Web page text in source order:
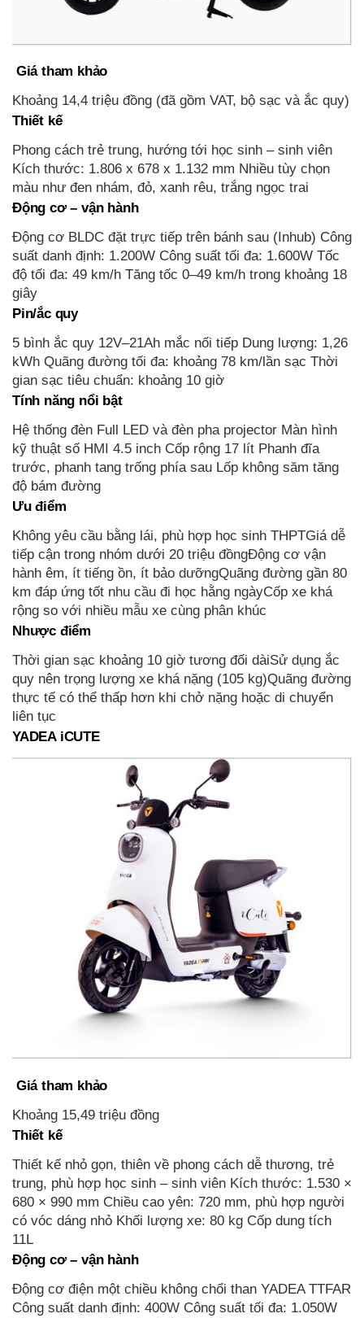
Giá tham khảo
Khoảng 14,4 triệu đồng (đã gồm VAT, bộ sạc và ắc quy)
Thiết kế
Phong cách trẻ trung, hướng tới học sinh – sinh viên
Kích thước: 1.806 x 678 x 1.132 mm Nhiều tùy chọn
màu như đen nhám, đỏ, xanh rêu, trắng ngọc trai
Động cơ – vận hành
Động cơ BLDC đặt trực tiếp trên bánh sau (Inhub) Công
suất danh định: 1.200W Công suất tối đa: 1.600W Tốc
độ tối đa: 49 km/h Tăng tốc 0–49 km/h trong khoảng 18
giây
Pin/ắc quy
5 bình ắc quy 12V–21Ah mắc nối tiếp Dung lượng: 1,26
kWh Quãng đường tối đa: khoảng 78 km/lần sạc Thời
gian sạc tiêu chuẩn: khoảng 10 giờ
Tính năng nổi bật
Hệ thống đèn Full LED và đèn pha projector Màn hình
kỹ thuật số HMI 4.5 inch Cốp rộng 17 lít Phanh đĩa
trước, phanh tang trống phía sau Lốp không săm tăng
độ bám đường
Ưu điểm
Không yêu cầu bằng lái, phù hợp học sinh THPTGiá dễ
tiếp cận trong nhóm dưới 20 triệu đồngĐộng cơ vận
hành êm, ít tiếng ồn, ít bảo dưỡngQuãng đường gần 80
km đáp ứng tốt nhu cầu đi học hằng ngàyCốp xe khá
rộng so với nhiều mẫu xe cùng phân khúc
Nhược điểm
Thời gian sạc khoảng 10 giờ tương đối dàiSử dụng ắc
quy nên trọng lượng xe khá nặng (105 kg)Quãng đường
thực tế có thể thấp hơn khi chở nặng hoặc di chuyển
liên tục
YADEA iCUTE
Giá tham khảo
Khoảng 15,49 triệu đồng
Thiết kế
Thiết kế nhỏ gọn, thiên về phong cách dễ thương, trẻ
trung, phù hợp học sinh – sinh viên Kích thước: 1.530 ×
680 × 990 mm Chiều cao yên: 720 mm, phù hợp người
có vóc dáng nhỏ Khối lượng xe: 80 kg Cốp dung tích
11L
Động cơ – vận hành
Động cơ điện một chiều không chổi than YADEA TTFAR
Công suất danh định: 400W Công suất tối đa: 1.050W